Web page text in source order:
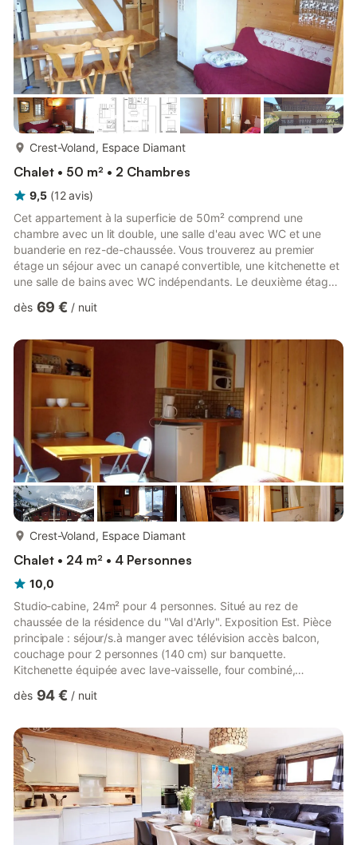
Crest-Voland, Espace Diamant
Chalet • 50 m² • 2 Chambres
9,5 (12 avis)
Cet appartement à la superficie de 50m² comprend une
chambre avec un lit double, une salle d'eau avec WC et une
buanderie en rez-de-chaussée. Vous trouverez au premier
étage un séjour avec un canapé convertible, une kitchenette et
une salle de bains avec WC indépendants. Le deuxième étage
d'une cabine avec un lit simple en sous-pente et des WC
aux étages 1 et 2. Le chalet dispose d'un garage indépendant
où vous pourrez garer votre voiture pendant toute la durée de
votre séjo...
dès 69 € / nuit
Crest-Voland, Espace Diamant
Chalet • 24 m² • 4 Personnes
10,0
Studio-cabine, 24m² pour 4 personnes. Situé au rez de
chaussée de la résidence du "Val d'Arly". Exposition Est. Pièce
principale : séjour/s.à manger avec télévision accès balcon,
couchage pour 2 personnes (140 cm) sur banquette.
Kitchenette équipée avec lave-vaisselle, four combiné,
salle d'eau/lavabo avec wc. Les lits sont équipés de
à skis et place de parking extérieur. Non fumeur, animal non
accepté. A partir de l’hiver 2025/2026 : le ménage est inclus et
...
dès 94 € / nuit